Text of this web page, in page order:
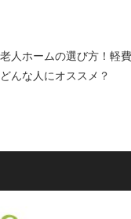
老人ホームの選び方！軽
どんな人にオススメ？